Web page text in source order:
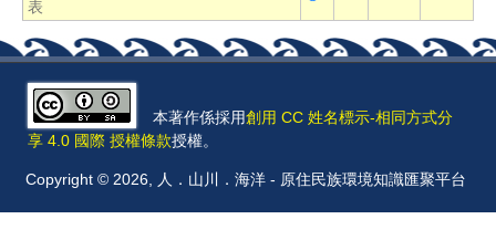
表
本著作係採用創用 CC 姓名標示-相同方式分
享 4.0 國際 授權條款授權。
Copyright © 2026, 人．山川．海洋 - 原住民族環境知識匯聚平台